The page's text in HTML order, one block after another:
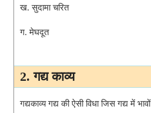
ख. सुदामा चरित
ग. मेघदूत
2. गद्य काव्य
गद्यकाव्य गद्य की ऐसी विधा जिस गद्य में